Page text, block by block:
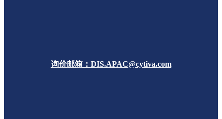
询价邮箱：DIS.APAC@cytiva.com